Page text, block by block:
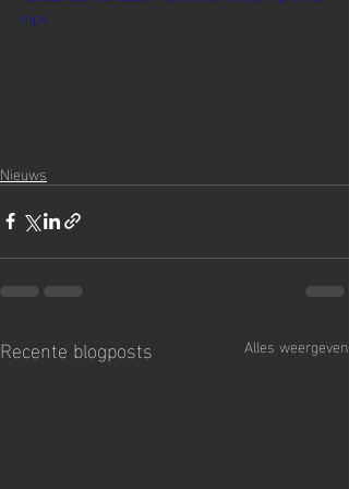
mp4
Nieuws
Recente blogposts Alles weergeven